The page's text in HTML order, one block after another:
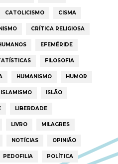
CATOLICISMO CISMA
CRÍTICA RELIGIOSA
EFEMÉRIDE
FILOSOFIA
HUMANISMO HUMOR
ISLAMISMO ISLÃO
LIBERDADE
LIVRO MILAGRES
NOTÍCIAS OPINIÃO
PEDOFILIA POLÍTICA